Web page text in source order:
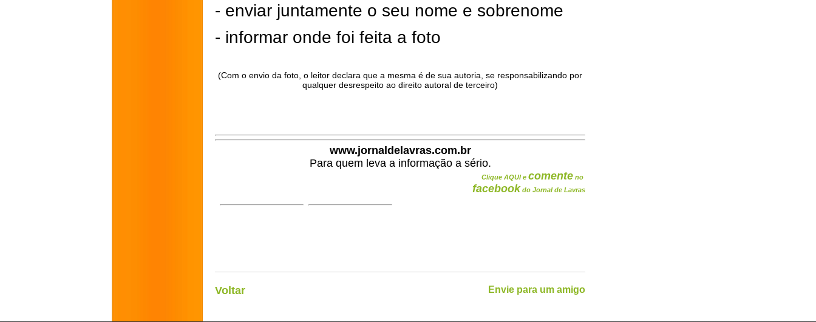
- enviar juntamente o seu nome e sobrenome
- informar onde foi feita a foto
(Com o envio da foto, o leitor declara que a mesma é de sua autoria, se responsabilizando por
qualquer desrespeito ao direito autoral de terceiro)
www.jornaldelavras.com.br
Para quem leva a informação a sério.
Clique AQUI e comente no
facebook do Jornal de Lavras
Voltar Envie para um amigo